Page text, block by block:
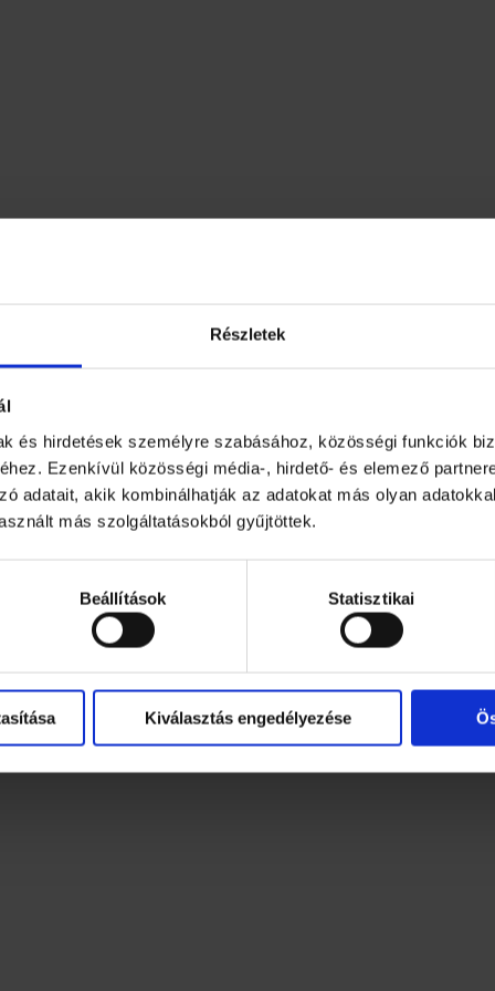
Részletek
és hirdetések személyre szabásához, közösségi funkciók
Ezenkívül közösségi média-, hirdető- és elemező
adatait, akik kombinálhatják az adatokat más olyan
más szolgáltatásokból gyűjtöttek.
Beállítások Statisztikai
Kiválasztás engedélyezése
kerülje a szembejutást. A legjobb
Borotvahabot.
és akár 24 órás hidratálást biztosít a bőrnek.
feszülő érzés, viszketés. A hosszan tartó
igazolt érzékeny bőrön is